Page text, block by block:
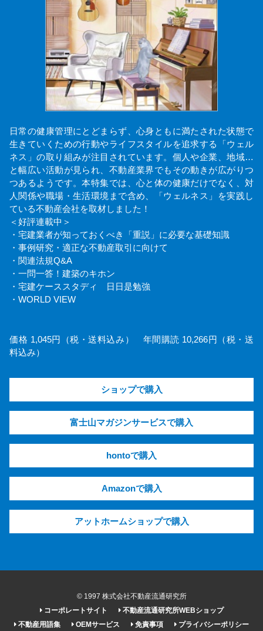
日常の健康管理にとどまらず、心身ともに満たされた状態で
生きていくための行動やライフスタイルを追求する「ウェル
ネス」の取り組みが注目されています。個人や企業、地域…
と幅広い活動が見られ、不動産業界でもその動きが広がりつ
つあるようです。本特集では、心と体の健康だけでなく、対
人関係や職場・生活環境まで含め、「ウェルネス」を実践し
ている不動産会社を取材しました！
＜好評連載中＞
・宅建業者が知っておくべき「重説」に必要な基礎知識
・事例研究・適正な不動産取引に向けて
・関連法規Q&A
・一問一答！建築のキホン
・宅建ケーススタディ 日日是勉強
・WORLD VIEW
価格 1,045円（税・送料込み） 年間購読 10,266円（税・送
料込み）
ショップで購入
富士山マガジンサービスで購入
hontoで購入
Amazonで購入
アットホームショップで購入
© 1997 株式会社不動産流通研究所
コーポレートサイト
不動産流通研究所WEBショップ
不動産用語集
OEMサービス 免責事項 プライバシーポリシー